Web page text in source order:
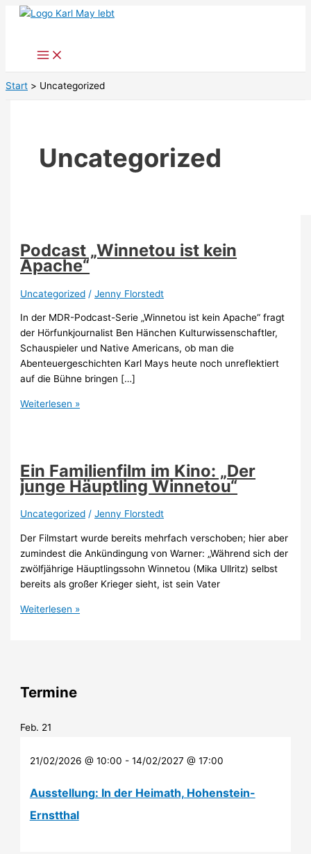
Zum
Start Uncategorized
Uncategorized
Podcast „Winnetou ist kein
Apache“
Uncategorized /Jenny Florstedt
In der MDR-Podcast-Serie „Winnetou ist kein Apache“ fragt
der Hörfunkjournalist Ben Hänchen Kulturwissenschaftler,
Schauspieler und Native Americans, ob man die
Abenteuergeschichten Karl Mays heute noch unreflektiert
auf die Bühne bringen […]
Podcast
Apache“
Weiterlesen »
Ein Familienfilm im Kino: „Der
junge Häuptling Winnetou“
Uncategorized /Jenny Florstedt
Der Filmstart wurde bereits mehrfach verschoben; hier aber
zumindest die Ankündingung von Warner: „Während sich der
zwölfjährige Häuptlingssohn Winnetou (Mika Ullritz) selbst
bereits als großer Krieger sieht, ist sein Vater
Ein
junge
Häuptling
Weiterlesen »
Termine
Feb. 21
21/02/2026 @ 10:00 - 14/02/2027 @ 17:00
Ausstellung: In der Heimath, Hohenstein-
Ernstthal